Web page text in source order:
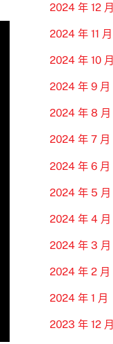
2024 年 12 月
2024 年 11 月
2024 年 10 月
2024 年 9 月
2024 年 8 月
2024 年 7 月
2024 年 6 月
2024 年 5 月
2024 年 4 月
2024 年 3 月
2024 年 2 月
2024 年 1 月
2023 年 12 月